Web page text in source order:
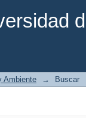
Ambiente → Buscar